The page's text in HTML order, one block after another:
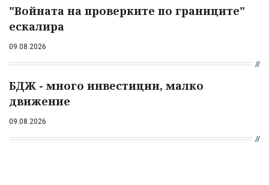
"Войната на проверките по границите"
ескалира
09.08.2026
БДЖ - много инвестиции, малко
движение
09.08.2026